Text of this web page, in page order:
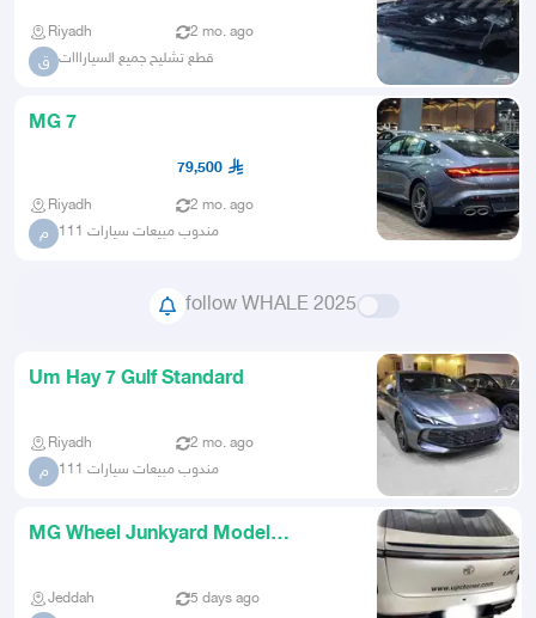
Riyadh 2 mo. ago
ق قطع تشليح جميع السيارااات
MG 7
79,500
Riyadh 2 mo. ago
م مندوب مبيعات سيارات 111
follow WHALE 2025
Um Hay 7 Gulf Standard
Riyadh 2 mo. ago
م مندوب مبيعات سيارات 111
MG Wheel Junkyard Model
Jeddah
5 days ago